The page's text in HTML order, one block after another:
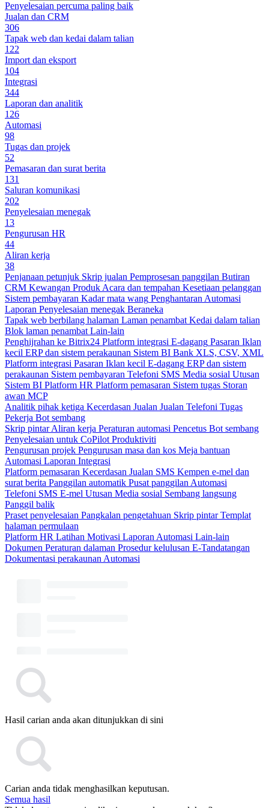
Penyelesaian percuma paling baik
Jualan dan CRM
306
Tapak web dan kedai dalam talian
122
Import dan eksport
104
Integrasi
344
Laporan dan analitik
126
Automasi
98
Tugas dan projek
52
Pemasaran dan surat berita
131
Saluran komunikasi
202
Penyelesaian menegak
13
Pengurusan HR
44
Aliran kerja
38
Penjanaan petunjuk Skrip jualan Pemprosesan panggilan Butiran
CRM Kewangan Produk Acara dan tempahan Kesetiaan pelanggan
Sistem pembayaran Kadar mata wang Penghantaran Automasi
Laporan Penyelesaian menegak Beraneka
Tapak web berbilang halaman Laman penambat Kedai dalam talian
Blok laman penambat Lain-lain
Penghijrahan ke Bitrix24 Platform integrasi E-dagang Pasaran Iklan
kecil ERP dan sistem perakaunan Sistem BI Bank XLS, CSV, XML
Platform integrasi Pasaran Iklan kecil E-dagang ERP dan sistem
perakaunan Sistem pembayaran Telefoni SMS Media sosial Utusan
Sistem BI Platform HR Platform pemasaran Sistem tugas Storan
awan MCP
Analitik pihak ketiga Kecerdasan Jualan Jualan Telefoni Tugas
Pekerja Bot sembang
Skrip pintar Aliran kerja Peraturan automasi Pencetus Bot sembang
Penyelesaian untuk CoPilot Produktiviti
Pengurusan projek Pengurusan masa dan kos Meja bantuan
Automasi Laporan Integrasi
Platform pemasaran Kecerdasan Jualan SMS Kempen e-mel dan
surat berita Panggilan automatik Pusat panggilan Automasi
Telefoni SMS E-mel Utusan Media sosial Sembang langsung
Panggil balik
Praset penyelesaian Pangkalan pengetahuan Skrip pintar Templat
halaman permulaan
Platform HR Latihan Motivasi Laporan Automasi Lain-lain
Dokumen Peraturan dalaman Prosedur kelulusan E-Tandatangan
Dokumentasi perakaunan Automasi
Hasil carian anda akan ditunjukkan di sini
Carian anda tidak menghasilkan keputusan.
Semua hasil